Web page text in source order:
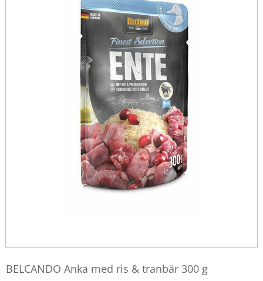
BELCANDO Anka med ris & tranbär 300 g